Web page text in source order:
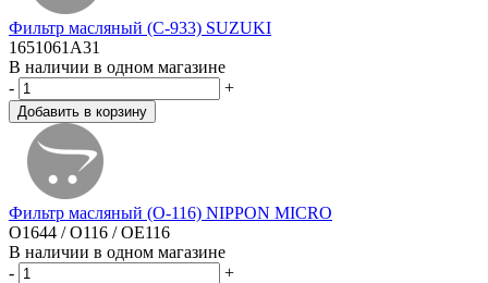
Фильтр масляный (C-933) SUZUKI
1651061A31
В наличии в одном магазине
-
+
Фильтр масляный (O-116) NIPPON MICRO
O1644 / O116 / OE116
В наличии в одном магазине
-
+